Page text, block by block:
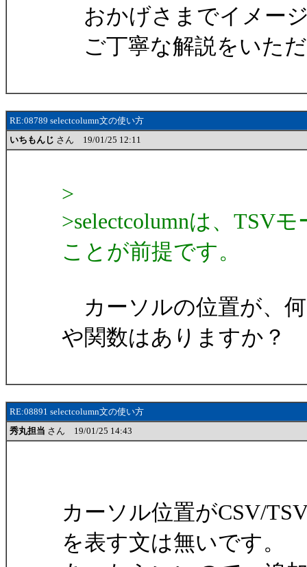
おかげさまでイメー
ご丁寧な解説をいた
RE:08789 selectcolumn文の使い方
いちもんじ さん 19/01/25 12:11
>
>selectcolumnは、TSV
ことが前提です。
カーソルの位置が、
や関数はありますか？
RE:08891 selectcolumn文の使い方
秀丸担当 さん 19/01/25 14:43
カーソル位置がCSV/
を表す文は無いです。